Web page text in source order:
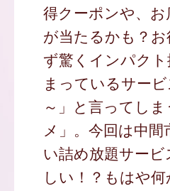
得クーポンや、
が当たるかも？
ず驚くインパク
まっているサー
～」と言ってし
メ」。今回は中
い詰め放題サー
しい！？もはや